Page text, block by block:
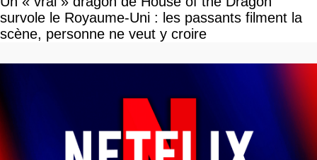
survole le Royaume-Uni : les passants filment la
scène, personne ne veut y croire